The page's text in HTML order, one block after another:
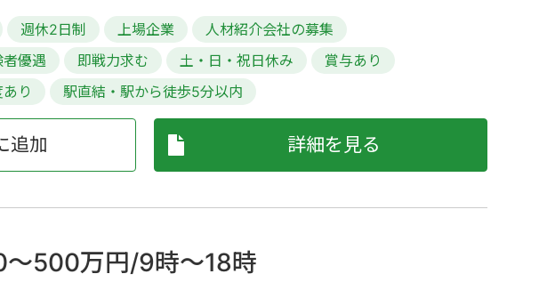
週休2日制 上場企業
人材紹介会社の募集
優遇 即戦力求む 土・日・祝日休み
賞与あり
り 駅直結・駅から徒歩5分以内
追加 詳細を見る
500万円/9時～18時